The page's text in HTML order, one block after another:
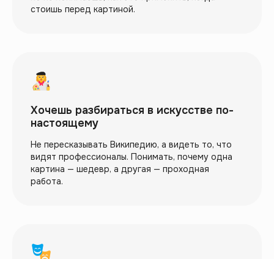
стоишь перед картиной.
Хочешь разбираться в искусстве по-
настоящему
Не пересказывать Википедию, а видеть то, что
видят профессионалы. Понимать, почему одна
картина — шедевр, а другая — проходная
работа.
картины — это
рассказывает историю: через композицию,
цвет, свет и символы.
Почему одна картина тревожит, а другая
успокаивает? Почему взгляд идет именно
туда? Почему художник считается гением?
Это понимание дает набор инструментов,
которым можно овладеть.
В. М. Васнецов. Воины Апокалипсиса. 1887